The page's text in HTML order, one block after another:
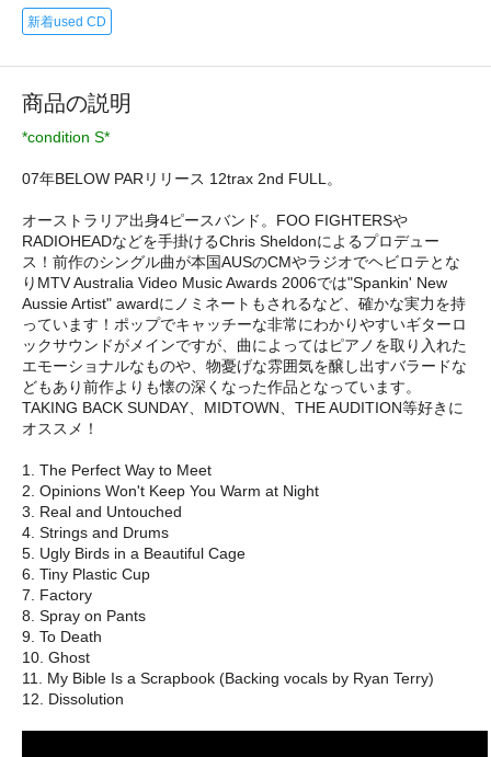
新着used CD
商品の説明
*condition S*
07年BELOW PARリリース 12trax 2nd FULL。
オーストラリア出身4ピースバンド。FOO FIGHTERSや
RADIOHEADなどを手掛けるChris Sheldonによるプロデュー
ス！前作のシングル曲が本国AUSのCMやラジオでヘビロテとな
りMTV Australia Video Music Awards 2006では"Spankin' New
Aussie Artist" awardにノミネートもされるなど、確かな実力を持
っています！ポップでキャッチーな非常にわかりやすいギターロ
ックサウンドがメインですが、曲によってはピアノを取り入れた
エモーショナルなものや、物憂げな雰囲気を醸し出すバラードな
どもあり前作よりも懐の深くなった作品となっています。
TAKING BACK SUNDAY、MIDTOWN、THE AUDITION等好きに
オススメ！
1. The Perfect Way to Meet
2. Opinions Won't Keep You Warm at Night
3. Real and Untouched
4. Strings and Drums
5. Ugly Birds in a Beautiful Cage
6. Tiny Plastic Cup
7. Factory
8. Spray on Pants
9. To Death
10. Ghost
11. My Bible Is a Scrapbook (Backing vocals by Ryan Terry)
12. Dissolution